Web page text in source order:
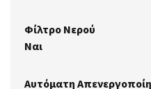
Φίλτρο Νερού
Ναι
Αυτόματη